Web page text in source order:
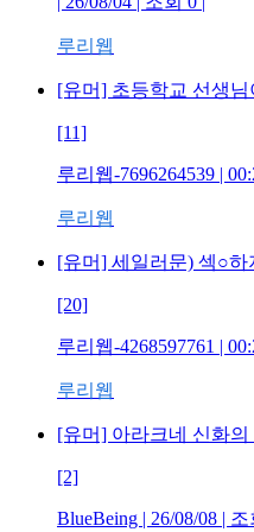
루리웹
[유머] 초등학교 선생
[11]
루리웹-7696264539 |
루리웹
[유머] 세일러문) 섹○하
[20]
루리웹-4268597761 |
루리웹
[유머] 아라크네 신화의
[2]
BlueBeing | 26/08/08 | 조